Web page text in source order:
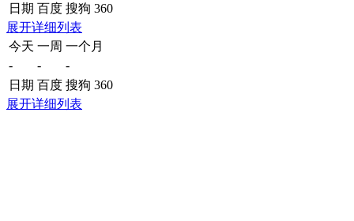
日期 百度 搜狗 360
展开详细列表
今天 一周 一个月
-
-
-
日期 百度 搜狗 360
展开详细列表